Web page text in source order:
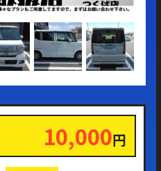
10,000円